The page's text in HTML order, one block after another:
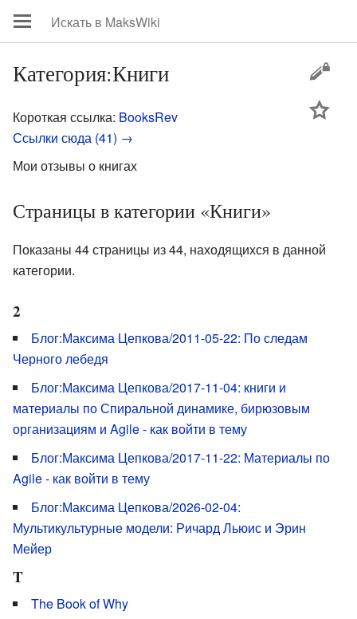
Категория:Книги
Короткая ссылка: BooksRev
Ссылки сюда (41) →
Мои отзывы о книгах
Страницы в категории «Книги»
Показаны 44 страницы из 44, находящихся в данной
категории.
2
Блог:Максима Цепкова/2011-05-22: По следам
Черного лебедя
Блог:Максима Цепкова/2017-11-04: книги и
материалы по Спиральной динамике, бирюзовым
организациям и Agile - как войти в тему
Блог:Максима Цепкова/2017-11-22: Материалы по
Agile - как войти в тему
Блог:Максима Цепкова/2026-02-04:
Мультикультурные модели: Ричард Льюис и Эрин
Мейер
T
The Book of Why